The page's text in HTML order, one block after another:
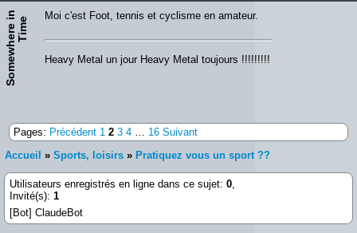
S
o
m
e
w
h
e
r
ei
n
T
i
me
Moi c'est Foot, tennis et cyclisme en amateur.
Heavy Metal un jour Heavy Metal toujours !!!!!!!!!
Pages: Précédent 1 2 3 4 … 16 Suivant
Accueil » Sports, loisirs » Pratiquez vous un sport ??
Utilisateurs enregistrés en ligne dans ce sujet: 0,
Invité(s): 1
[Bot] ClaudeBot